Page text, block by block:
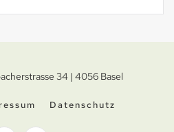
34 | 4056 Basel
Datenschutz